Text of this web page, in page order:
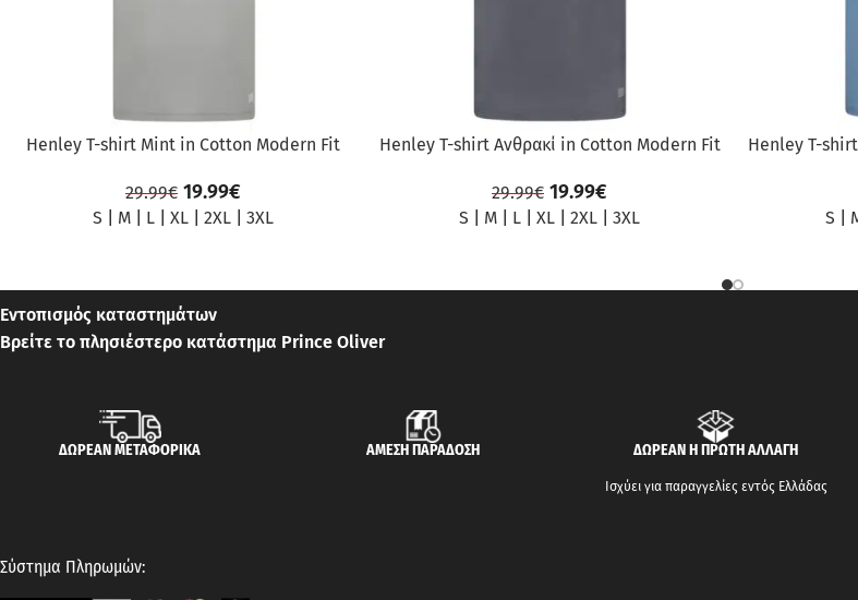
Henley T-shirt Mint in Cotton Modern Fit
29.99€ 19.99€
S M L XL 2XL 3XL
Henley T-shirt Ανθρακί in Cotton Modern Fit
29.99€ 19.99€
S M L XL 2XL 3XL
Henley T-
S
Εντοπισμός καταστημάτων
Βρείτε το πλησιέστερο κατάστημα Prince Oliver
ΔΩΡΕΑΝ ΜΕΤΑΦΟΡΙΚΑ ΑΜΕΣΗ ΠΑΡΑΔΟΣΗ ΔΩΡΕΑΝ Η ΠΡΩΤΗ ΑΛΛΑΓΗ
Ισχύει για παραγγελίες εντός Ελλάδας
Σύστημα Πληρωμών: